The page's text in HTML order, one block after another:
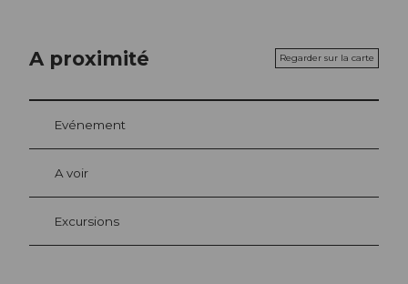
A proximité Regarder sur la carte
Evénement
A voir
Excursions